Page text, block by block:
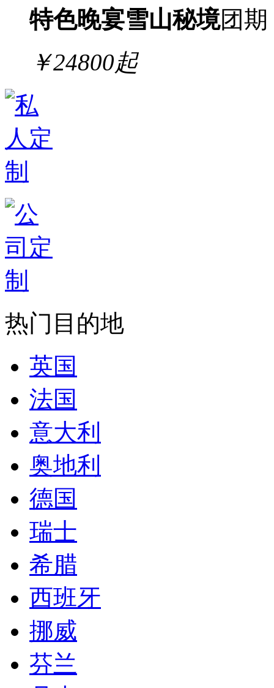
特色晚宴雪山秘境团期
￥24800起
热门目的地
英国
法国
意大利
奥地利
德国
瑞士
希腊
西班牙
挪威
芬兰